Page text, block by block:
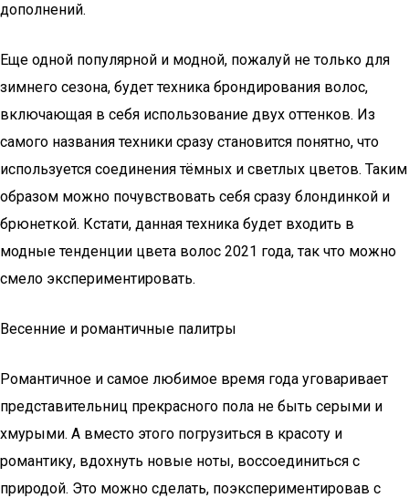
дополнений.
Еще одной популярной и модной, пожалуй не только для
зимнего сезона, будет техника брондирования волос,
включающая в себя использование двух оттенков. Из
самого названия техники сразу становится понятно, что
используется соединения тёмных и светлых цветов. Таким
образом можно почувствовать себя сразу блондинкой и
брюнеткой. Кстати, данная техника будет входить в
модные тенденции цвета волос 2021 года, так что можно
смело экспериментировать.
Весенние и романтичные палитры
Романтичное и самое любимое время года уговаривает
представительниц прекрасного пола не быть серыми и
хмурыми. А вместо этого погрузиться в красоту и
романтику, вдохнуть новые ноты, воссоединиться с
природой. Это можно сделать, поэкспериментировав с